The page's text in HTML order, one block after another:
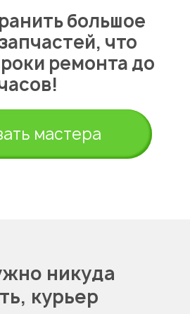
большое
что
ремонта до
мастера
никуда
курьер
города